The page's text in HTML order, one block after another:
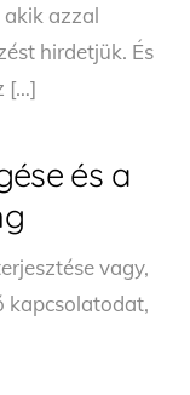
azzal
hirdetjük. És
[…]
és a
vagy,
kapcsolatodat,